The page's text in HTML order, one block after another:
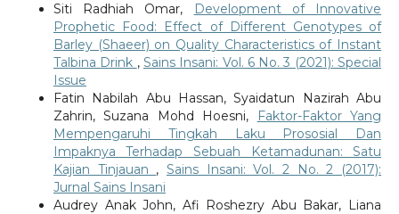
Siti Radhiah Omar,
Development of Innovative
Prophetic Food: Effect of Different Genotypes of
Barley (Shaeer) on Quality Characteristics of Instant
Talbina Drink , Sains Insani: Vol. 6 No. 3 (2021): Special
Issue
Fatin Nabilah Abu Hassan, Syaidatun Nazirah Abu
Zahrin, Suzana Mohd Hoesni,
Faktor-Faktor Yang
Mempengaruhi Tingkah Laku Prososial Dan
Impaknya Terhadap Sebuah Ketamadunan: Satu
Kajian Tinjauan ,Sains Insani: Vol. 2 No. 2 (2017):
Jurnal Sains Insani
Audrey Anak John, Afi Roshezry Abu Bakar, Liana